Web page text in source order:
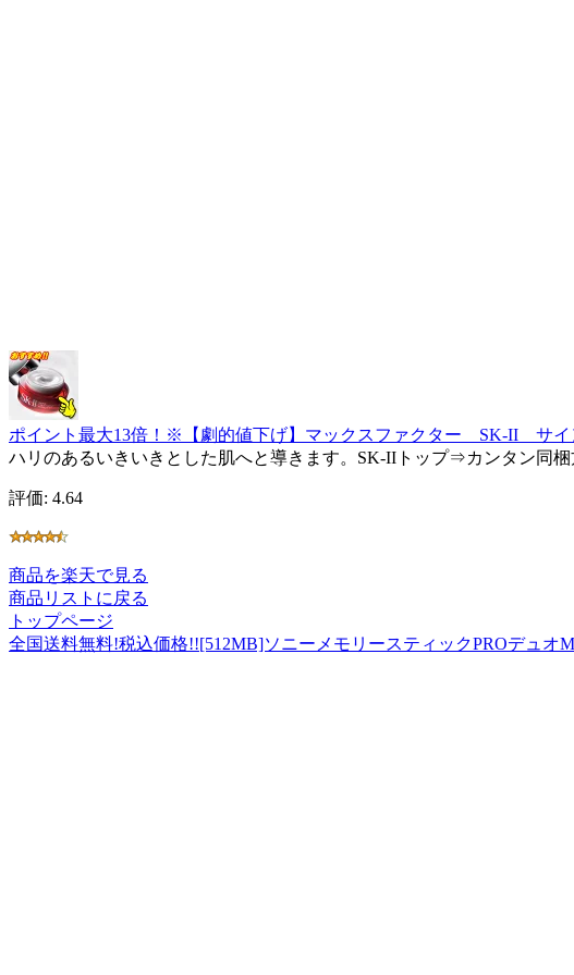
ポイント最大13倍！※【劇的値下げ】マックスファクター SK-II サ
ハリのあるいきいきとした肌へと導きます。SK-IIトップ⇒カンタン
評価: 4.64
商品を楽天で見る
商品リストに戻る
トップページ
全国送料無料!税込価格!![512MB]ソニーメモリースティックPROデュオ